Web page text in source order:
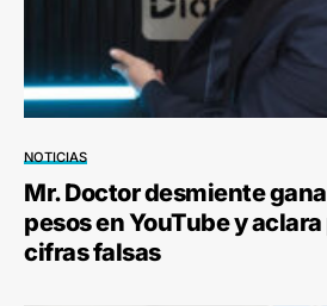
NOTICIAS
Mr. Doctor desmiente
pesos en YouTube y
cifras falsas